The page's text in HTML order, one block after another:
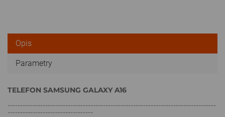
Opis
Parametry
TELEFON SAMSUNG GALAXY A16
-----------------------------------------------------------------------------------
----------------------------------